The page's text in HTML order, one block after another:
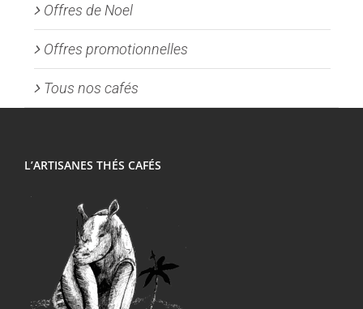
Offres de Noel
Offres promotionnelles
Tous nos cafés
L’ARTISANES THÉS CAFÉS